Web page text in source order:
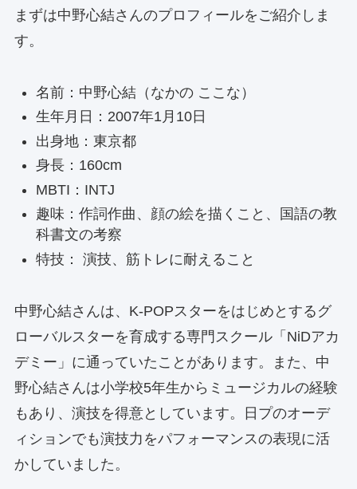
まずは中野心結さんのプロフィールをご紹介しま
す。
名前：中野心結（なかの ここな）
生年月日：2007年1月10日
出身地：東京都
身長：160cm
MBTI：INTJ
趣味：作詞作曲、顔の絵を描くこと、国語の教
科書文の考察
特技： 演技、筋トレに耐えること
中野心結さんは、K-POPスターをはじめとするグ
ローバルスターを育成する専門スクール「NiDアカ
デミー」に通っていたことがあります。また、中
野心結さんは小学校5年生からミュージカルの経験
もあり、演技を得意としています。日プのオーデ
ィションでも演技力をパフォーマンスの表現に活
かしていました。